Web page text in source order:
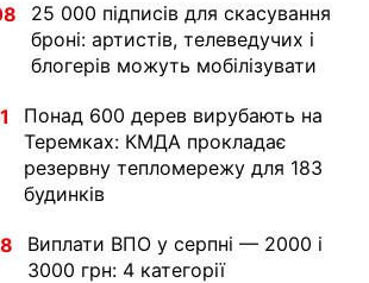
25 000 підписів для скасування
броні: артистів, телеведучих і
блогерів можуть мобілізувати
Понад 600 дерев вирубають на
Теремках: КМДА прокладає
резервну тепломережу для 183
будинків
Виплати ВПО у серпні — 2000 і
3000 грн: 4 категорії